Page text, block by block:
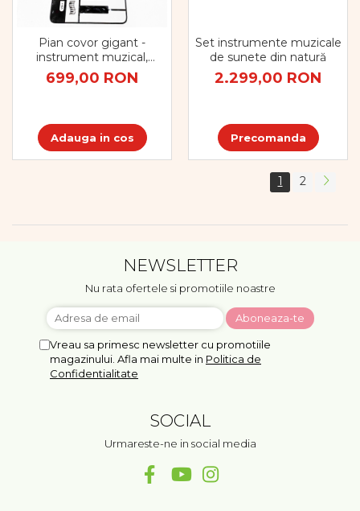
Pian covor gigant -
instrument muzical,
jucărie pentru nevoi
speciale
699,00 RON
Adauga in cos
Set instrumente muzicale
de sunete din natură
2.299,00 RON
Precomanda
1 2
NEWSLETTER
Nu rata ofertele si promotiile noastre
Vreau sa primesc newsletter cu promotiile
magazinului. Afla mai multe in Politica de
Confidentialitate
SOCIAL
Urmareste-ne in social media